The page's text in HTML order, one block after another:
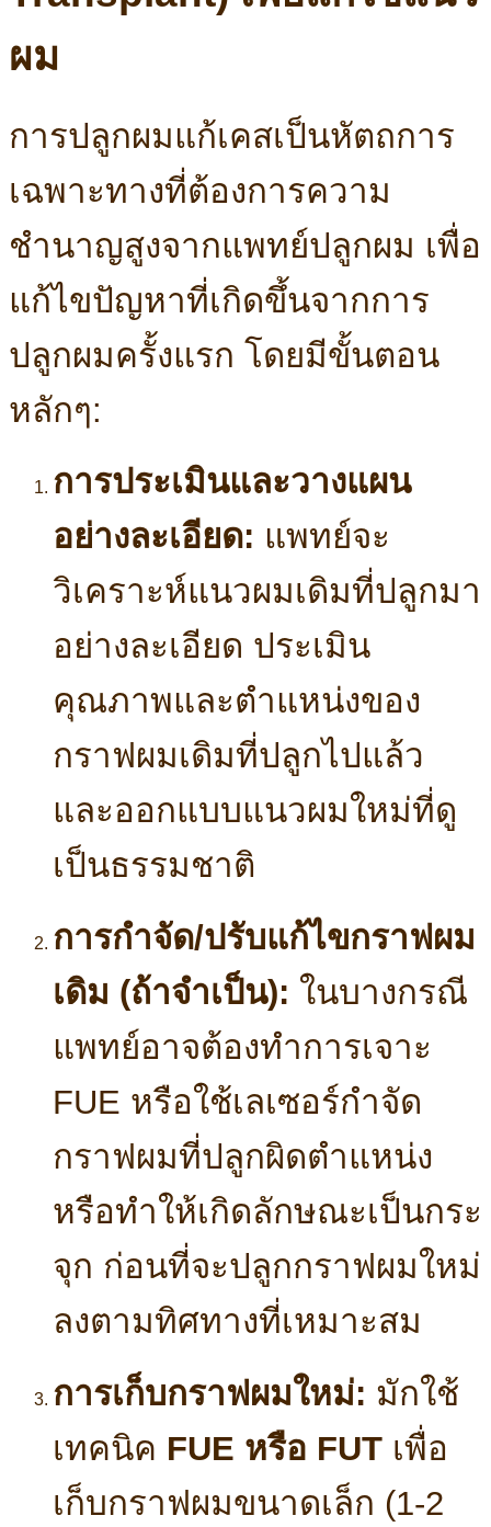
ผม
การปลูกผมแก้เคสเป็นหัตถการ
เฉพาะทางที่ต้องการความ
ชำนาญสูงจากแพทย์ปลูกผม เพื่อ
แก้ไขปัญหาที่เกิดขึ้นจากการ
ปลูกผมครั้งแรก โดยมีขั้นตอน
หลักๆ:
การประเมินและวางแผน
อย่างละเอียด: แพทย์จะ
วิเคราะห์แนวผมเดิมที่ปลูกมา
อย่างละเอียด ประเมิน
คุณภาพและตำแหน่งของ
กราฟผมเดิมที่ปลูกไปแล้ว
และออกแบบแนวผมใหม่ที่ดู
เป็นธรรมชาติ
การกำจัด/ปรับแก้ไขกราฟผม
เดิม (ถ้าจำเป็น): ในบางกรณี
แพทย์อาจต้องทำการเจาะ
FUE หรือใช้เลเซอร์กำจัด
กราฟผมที่ปลูกผิดตำแหน่ง
หรือทำให้เกิดลักษณะเป็นกระ
จุก ก่อนที่จะปลูกกราฟผมใหม่
ลงตามทิศทางที่เหมาะสม
การเก็บกราฟผมใหม่: มักใช้
เทคนิค FUE หรือ FUT เพื่อ
เก็บกราฟผมขนาดเล็ก (1-2